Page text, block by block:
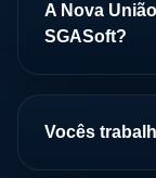
A Nova
SGASoft?
Vocês